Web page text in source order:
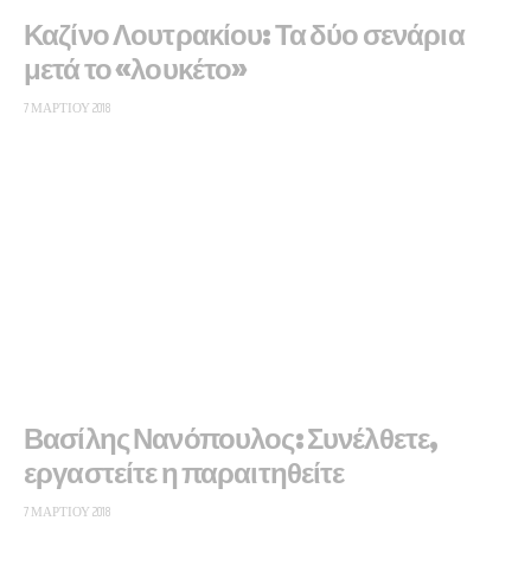
Καζίνο Λουτρακίου: Τα δύο σενάρια
μετά το «λουκέτο»
7 ΜΑΡΤΊΟΥ 2018
Βασίλης Νανόπουλος: Συνέλθετε,
εργαστείτε η παραιτηθείτε
7 ΜΑΡΤΊΟΥ 2018